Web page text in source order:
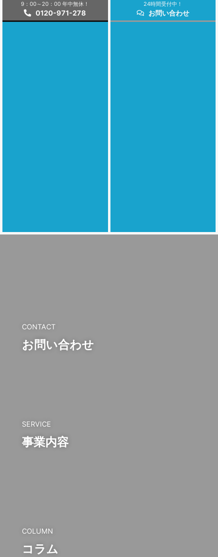
9：00～20：00 年中無休！
0120-971-278
24時間受付中！
お問い合わせ
CONTACT
お問い合わせ
SERVICE
事業内容
COLUMN
コラム